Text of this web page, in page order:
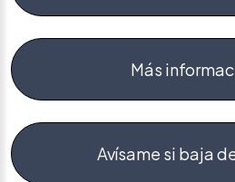
Más
Avísame si baja